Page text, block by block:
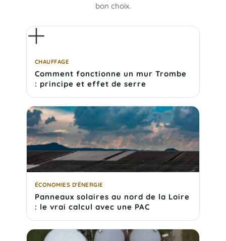
bon choix.
CHAUFFAGE
Comment fonctionne un mur Trombe
: principe et effet de serre
ÉCONOMIES D'ÉNERGIE
Panneaux solaires au nord de la Loire
: le vrai calcul avec une PAC